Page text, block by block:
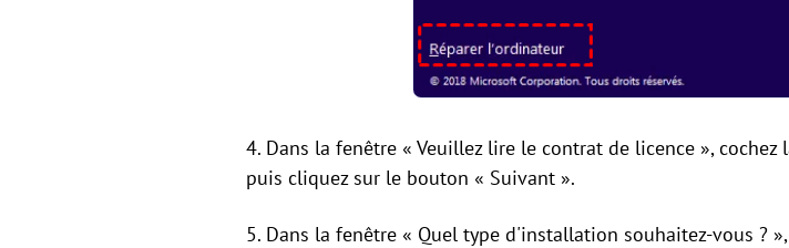
4. Dans la fenêtre « Veuillez lire le contrat de licence », cochez
puis cliquez sur le bouton « Suivant ».
5. Dans la fenêtre « Quel type d'installation souhaitez-vous ?